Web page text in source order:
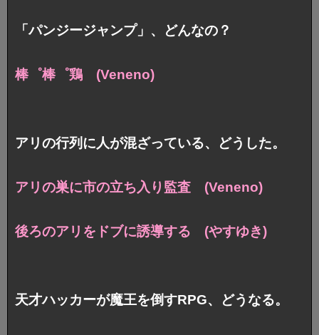
「パンジージャンプ」、どんなの？
棒゜棒゜鶏 (Veneno)
アリの行列に人が混ざっている、どうした。
アリの巣に市の立ち入り監査 (Veneno)
後ろのアリをドブに誘導する (やすゆき)
天才ハッカーが魔王を倒すRPG、どうなる。